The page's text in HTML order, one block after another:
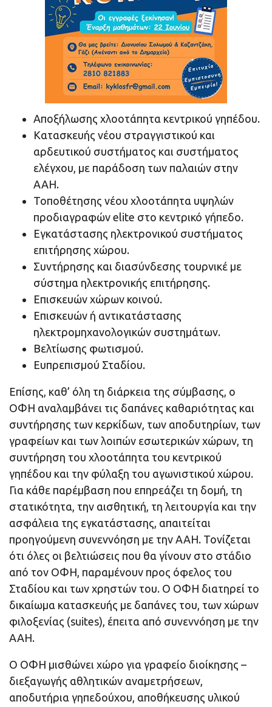
Αποξήλωσης χλοοτάπητα κεντρικού γηπέδου.
Κατασκευής νέου στραγγιστικού και
αρδευτικού συστήματος και συστήματος
ελέγχου, με παράδοση των παλαιών στην
ΑΑΗ.
Τοποθέτησης νέου χλοοτάπητα υψηλών
προδιαγραφών elite στο κεντρικό γήπεδο.
Εγκατάστασης ηλεκτρονικού συστήματος
επιτήρησης χώρου.
Συντήρησης και διασύνδεσης τουρνικέ με
σύστημα ηλεκτρονικής επιτήρησης.
Επισκευών χώρων κοινού.
Επισκευών ή αντικατάστασης
ηλεκτρομηχανολογικών συστημάτων.
Βελτίωσης φωτισμού.
Ευπρεπισμού Σταδίου.
Επίσης, καθ’ όλη τη διάρκεια της σύμβασης, ο
ΟΦΗ αναλαμβάνει τις δαπάνες καθαριότητας και
συντήρησης των κερκίδων, των αποδυτηρίων, των
γραφείων και των λοιπών εσωτερικών χώρων, τη
συντήρηση του χλοοτάπητα του κεντρικού
γηπέδου και την φύλαξη του αγωνιστικού χώρου.
Για κάθε παρέμβαση που επηρεάζει τη δομή, τη
στατικότητα, την αισθητική, τη λειτουργία και την
ασφάλεια της εγκατάστασης, απαιτείται
προηγούμενη συνεννόηση με την ΑΑΗ. Τονίζεται
ότι όλες οι βελτιώσεις που θα γίνουν στο στάδιο
από τον ΟΦΗ, παραμένουν προς όφελος του
Σταδίου και των χρηστών του. Ο ΟΦΗ διατηρεί το
δικαίωμα κατασκευής με δαπάνες του, των χώρων
φιλοξενίας (suites), έπειτα από συνεννόηση με την
ΑΑΗ.
Ο ΟΦΗ μισθώνει χώρο για γραφείο διοίκησης –
διεξαγωγής αθλητικών αναμετρήσεων,
αποδυτήρια γηπεδούχου, αποθήκευσης υλικού